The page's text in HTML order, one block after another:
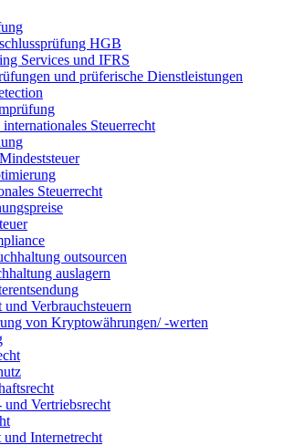
HGB
Services und IFRS
und prüferische Dienstleistungen
Steuerrecht
Steuerrecht
outsourcen
auslagern
Verbrauchsteuern
von Kryptowährungen/ -werten
und Vertriebsrecht
Internetrecht